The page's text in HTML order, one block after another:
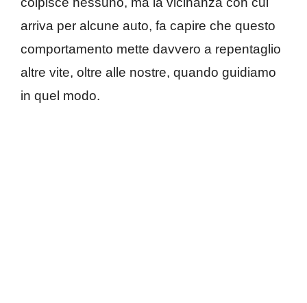
arriva per alcune auto, fa capire che questo
comportamento mette davvero a repentaglio
altre vite, oltre alle nostre, quando guidiamo
in quel modo.